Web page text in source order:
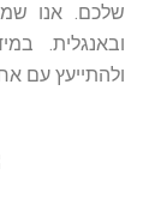
שלכם. אנו
ובאנגלית.
ולהתייעץ עם